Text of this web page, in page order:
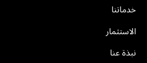
خدماتنا
الاستثمار
نبذة عنا